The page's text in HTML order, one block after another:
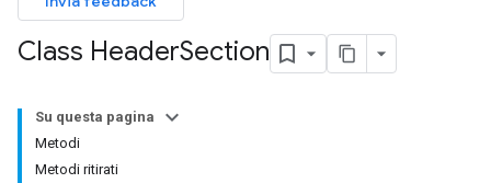
Class HeaderSection
Su questa pagina
Metodi
Metodi ritirati